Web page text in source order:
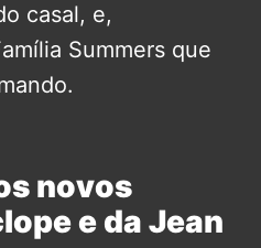
casal, e,
Summers que
novos
e da Jean